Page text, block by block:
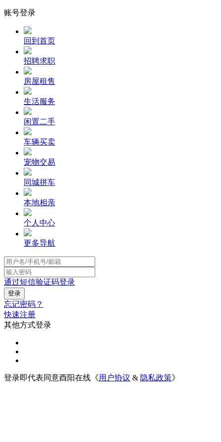
账号登录
回到首页
招聘求职
房屋租售
生活服务
闲置二手
车辆买卖
宠物交易
同城拼车
本地相亲
个人中心
更多导航
通过短信验证码登录
忘记密码？
快速注册
其他方式登录
登录即代表同意酉阳在线《用户协议 & 隐私政策》